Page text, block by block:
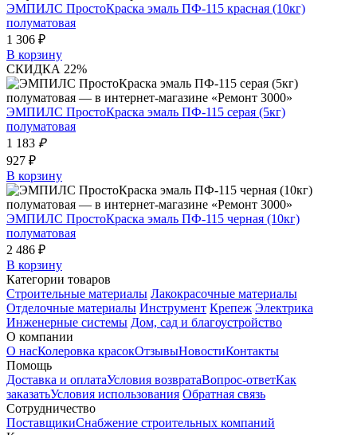
ЭМПИЛС ПростоКраска эмаль ПФ-115 красная (10кг)
полуматовая
1 306 ₽
В корзину
СКИДКА 22%
ЭМПИЛС ПростоКраска эмаль ПФ-115 серая (5кг)
полуматовая
1 183 ₽
927 ₽
В корзину
ЭМПИЛС ПростоКраска эмаль ПФ-115 черная (10кг)
полуматовая
2 486 ₽
В корзину
Категории товаров
Строительные материалы Лакокрасочные материалы
Отделочные материалы Инструмент Крепеж Электрика
Инженерные системы Дом, сад и благоустройство
О компании
О насКолеровка красокОтзывыНовостиКонтакты
Помощь
Доставка и оплатаУсловия возвратаВопрос-ответКак
заказатьУсловия использования Обратная связь
Сотрудничество
ПоставщикиСнабжение строительных компаний